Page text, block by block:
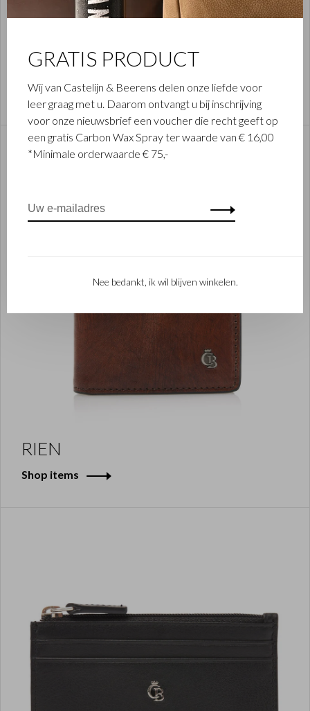
NEVADA
Shop items
RIEN
Shop items
GRATIS PRODUCT
Wij van Castelijn & Beerens delen onze liefde voor
leer graag met u. Daarom ontvangt u bij inschrijving
voor onze nieuwsbrief een voucher die recht geeft op
een gratis Carbon Wax Spray ter waarde van € 16,00
*Minimale orderwaarde € 75,-
Nee bedankt, ik wil blijven winkelen.